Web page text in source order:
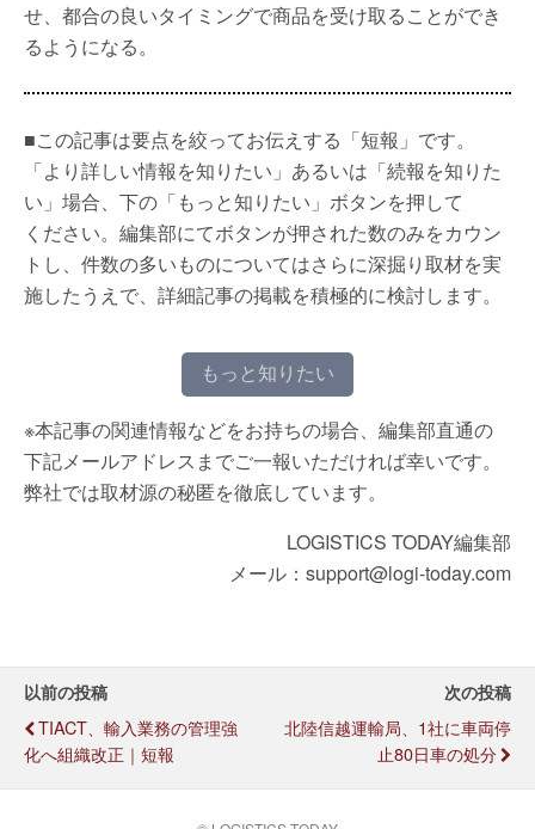
せ、都合の良いタイミングで商品を受け取ることができ
るようになる。
■この記事は要点を絞ってお伝えする「短報」です。
「より詳しい情報を知りたい」あるいは「続報を知りた
い」場合、下の「もっと知りたい」ボタンを押して
ください。編集部にてボタンが押された数のみをカウン
トし、件数の多いものについてはさらに深掘り取材を実
施したうえで、詳細記事の掲載を積極的に検討します。
もっと知りたい
※本記事の関連情報などをお持ちの場合、編集部直通の
下記メールアドレスまでご一報いただければ幸いです。
弊社では取材源の秘匿を徹底しています。
LOGISTICS TODAY編集部
メール：support@logi-today.com
以前の投稿
TIACT、輸入業務の管理強
化へ組織改正｜短報
次の投稿
北陸信越運輸局、1社に車両停
止80日車の処分